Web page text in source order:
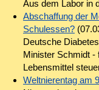
Aus dem Labor in
Abschaffung der
Schulessen?
Deutsche
Minister Schmidt -
Lebensmittel
Weltnierentag am